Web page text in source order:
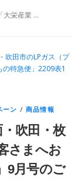
大栄産業 …
ーン /商品情報
吹田・枚
さまへお
9月号のご